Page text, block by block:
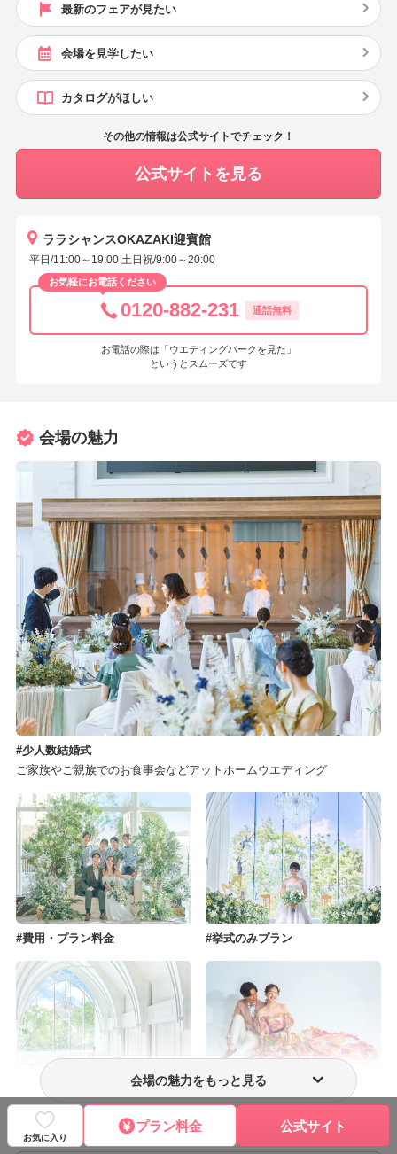
最新のフェアが見たい
会場を見学したい
カタログがほしい
その他の情報は公式サイトでチェック！
公式サイトを見る
ララシャンスOKAZAKI迎賓館
平日/11:00～19:00 土日祝/9:00～20:00
お気軽にお電話ください
0120-882-231 通話無料
お電話の際は「ウエディングパークを見た」
というとスムーズです
会場の魅力
少人数結婚式
ご家族やご親族でのお食事会などアットホームウエディング
費用・プラン料金 挙式のみプラン
フォトウェディング・前撮り ウェディングドレス・衣装
会場の魅力をもっと見る
お気に入り
プラン料金 公式サイト